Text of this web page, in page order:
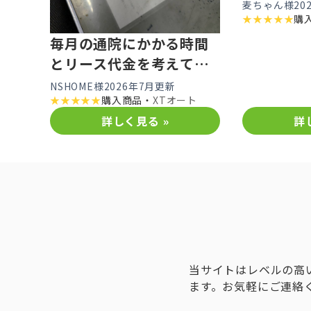
毎月の通院にかかる時間
とリース代金を考えて購
入購した
NSHOME様2026年7月更新
★★★★★購入商品・XTオート
詳しく見る »
麦ちゃん様
★★★★★購
詳
当サイトはレベルの
ます。お気軽にご連絡